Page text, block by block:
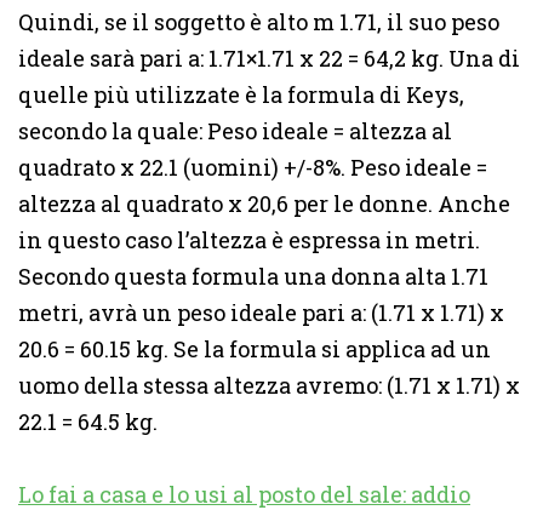
Quindi, se il soggetto è alto m 1.71, il suo peso
ideale sarà pari a: 1.71×1.71 x 22 = 64,2 kg. Una di
quelle più utilizzate è la formula di Keys,
secondo la quale: Peso ideale = altezza al
quadrato x 22.1 (uomini) +/-8%. Peso ideale =
altezza al quadrato x 20,6 per le donne. Anche
in questo caso l’altezza è espressa in metri.
Secondo questa formula una donna alta 1.71
metri, avrà un peso ideale pari a: (1.71 x 1.71) x
20.6 = 60.15 kg. Se la formula si applica ad un
uomo della stessa altezza avremo: (1.71 x 1.71) x
22.1 = 64.5 kg.
Lo fai a casa e lo usi al posto del sale: addio